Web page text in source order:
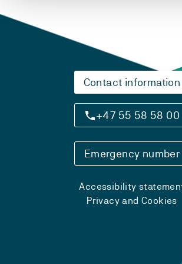
Contact information
+47 55 58 58 00
Emergency number
Accessibility
Privacy and Cookies